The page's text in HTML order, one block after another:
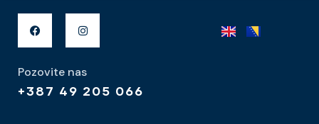
Pozovite nas
+387 49 205 066